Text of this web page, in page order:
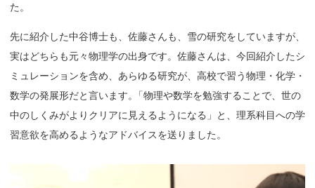
た。
先に紹介した中谷博士も、佐藤さんも、雪の研究をしていますが、
実はどちらも元々物理学の出身です。佐藤さんは、今回紹介したシ
ミュレーションを含め、あらゆる研究が、高校で習う物理・化学・
数学の発展形だと言います。
「物理や数学を勉強することで、世の
中のしくみがよりクリアに見えるようになる」と、理系科目への学
習意欲を高めるようなアドバイスを送りました。